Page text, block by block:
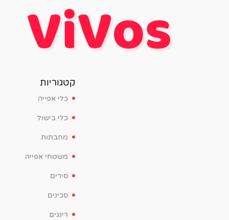
קטגוריות
כלי אפייה
כלי בישול
מחבתות
משטחי אפייה
סירים
סכינים
רינגים